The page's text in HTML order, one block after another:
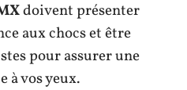
doivent présenter
aux chocs et être
pour assurer une
vos yeux.